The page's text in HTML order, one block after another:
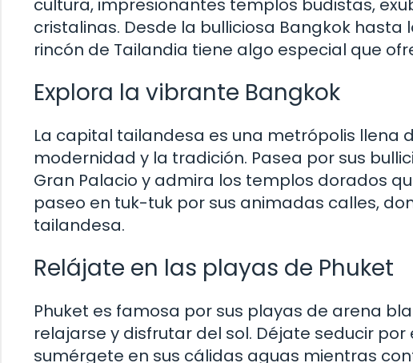
cultura, impresionantes templos budistas,
cristalinas. Desde la bulliciosa Bangkok
rincón de Tailandia tiene algo especial que
Explora la vibrante Bangkok
La capital tailandesa es una metrópolis llena
modernidad y la tradición. Pasea por sus
Gran Palacio y admira los templos dorados
paseo en tuk-tuk por sus animadas calles,
tailandesa.
Relájate en las playas de Phuket
Phuket es famosa por sus playas de arena
relajarse y disfrutar del sol. Déjate seducir
sumérgete en sus cálidas aguas mientras